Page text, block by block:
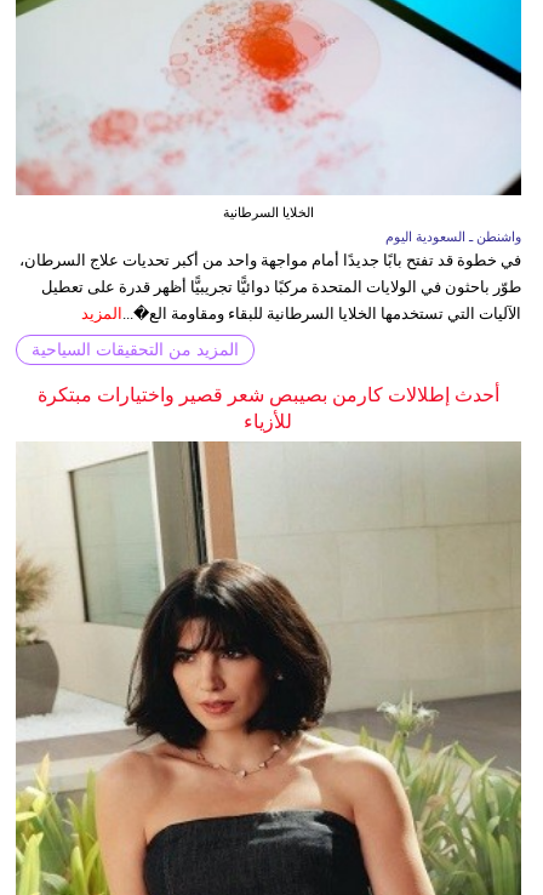
الخلايا السرطانية
واشنطن ـ السعودية اليوم
في خطوة قد تفتح بابًا جديدًا أمام مواجهة واحد من أكبر تحديات علاج السرطان،
طوّر باحثون في الولايات المتحدة مركبًا دوائيًّا تجريبيًّا أظهر قدرة على تعطيل
الآليات التي تستخدمها الخلايا السرطانية للبقاء ومقاومة الع�...
المزيد
المزيد من التحقيقات السياحية
أحدث إطلالات كارمن بصيبص شعر قصير واختيارات مبتكرة
للأزياء